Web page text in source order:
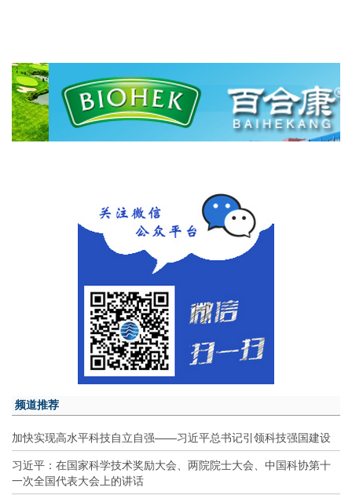
频道推荐
加快实现高水平科技自立自强——习近平总书记引领科技强国建设
习近平：在国家科学技术奖励大会、两院院士大会、中国科协第十
一次全国代表大会上的讲话